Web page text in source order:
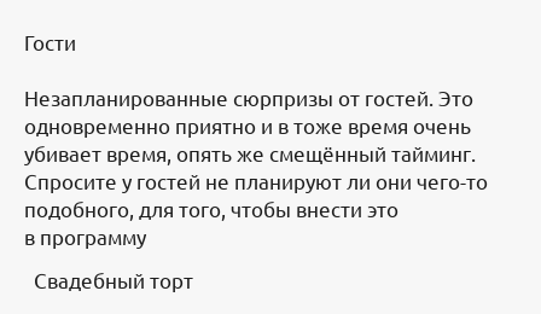
Гости
Незапланированные сюрпризы от гостей. Это
одновременно приятно и в тоже время очень
убивает время, опять же смещённый тайминг.
Спросите у гостей не планируют ли они чего-то
подобного, для того, чтобы внести это
в программу
Свадебный торт